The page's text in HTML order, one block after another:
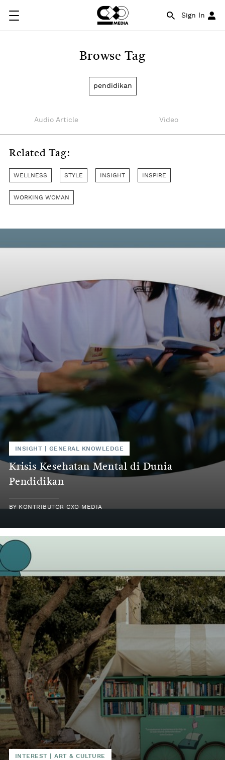
Sign In
Browse Tag
pendidikan
Audio Article Video
Related Tag:
WELLNESS STYLE INSIGHT INSPIRE
WORKING WOMAN
INSIGHT GENERAL KNOWLEDGE
Krisis Kesehatan Mental di Dunia
Pendidikan
BY KONTRIBUTOR CXO MEDIA
INTEREST |ART & CULTURE